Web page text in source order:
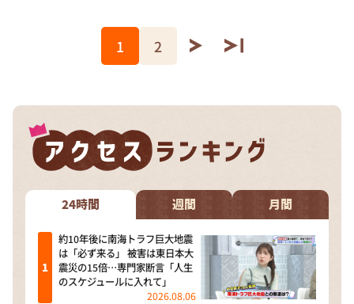
1 2
24時間 週間 月間
約10年後に南海トラフ巨大地震
は「必ず来る」 被害は東日本大
震災の15倍…専門家断言「人生
のスケジュールに入れて」
2026.08.06